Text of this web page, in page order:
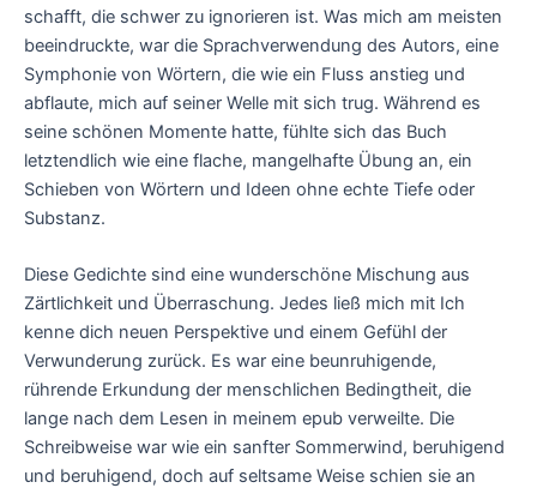
schafft, die schwer zu ignorieren ist. Was mich am meisten
beeindruckte, war die Sprachverwendung des Autors, eine
Symphonie von Wörtern, die wie ein Fluss anstieg und
abflaute, mich auf seiner Welle mit sich trug. Während es
seine schönen Momente hatte, fühlte sich das Buch
letztendlich wie eine flache, mangelhafte Übung an, ein
Schieben von Wörtern und Ideen ohne echte Tiefe oder
Substanz.
Diese Gedichte sind eine wunderschöne Mischung aus
Zärtlichkeit und Überraschung. Jedes ließ mich mit Ich
kenne dich neuen Perspektive und einem Gefühl der
Verwunderung zurück. Es war eine beunruhigende,
rührende Erkundung der menschlichen Bedingtheit, die
lange nach dem Lesen in meinem epub verweilte. Die
Schreibweise war wie ein sanfter Sommerwind, beruhigend
und beruhigend, doch auf seltsame Weise schien sie an